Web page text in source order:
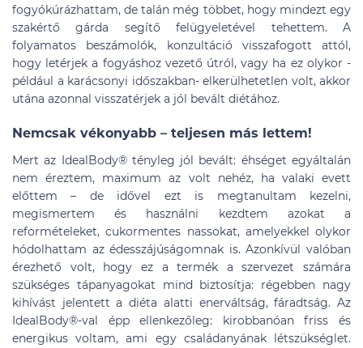
fogyókúrázhattam, de talán még többet, hogy mindezt egy
szakértő gárda segítő felügyeletével tehettem. A
folyamatos beszámolók, konzultáció visszafogott attól,
hogy letérjek a fogyáshoz vezető útról, vagy ha ez olykor -
például a karácsonyi időszakban- elkerülhetetlen volt, akkor
utána azonnal visszatérjek a jól bevált diétához.
Nemcsak vékonyabb – teljesen más lettem!
Mert az IdealBody® tényleg jól bevált: éhséget egyáltalán
nem éreztem, maximum az volt nehéz, ha valaki evett
előttem – de idővel ezt is megtanultam kezelni,
megismertem és használni kezdtem azokat a
reformételeket, cukormentes nassokat, amelyekkel olykor
hódolhattam az édesszájúságomnak is. Azonkívül valóban
érezhető volt, hogy ez a termék a szervezet számára
szükséges tápanyagokat mind biztosítja: régebben nagy
kihívást jelentett a diéta alatti enerváltság, fáradtság. Az
IdealBody®-val épp ellenkezőleg: kirobbanóan friss és
energikus voltam, ami egy családanyának létszükséglet.